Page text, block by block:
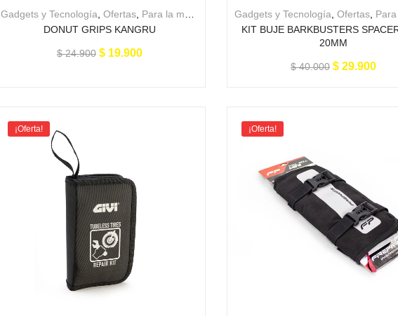
Gadgets y Tecnología ,Ofertas Para la moto
DONUT GRIPS KANGRU
$24.900 $19.900
Gadgets y Tecnología ,Ofertas Para
KIT BUJE BARKBUSTERS
20MM
$40.000 $29.900
¡Oferta! ¡Oferta!